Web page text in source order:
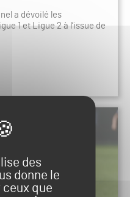
des
donne le
que
a dévoilé les
1 et Ligue 2 à l’issue de